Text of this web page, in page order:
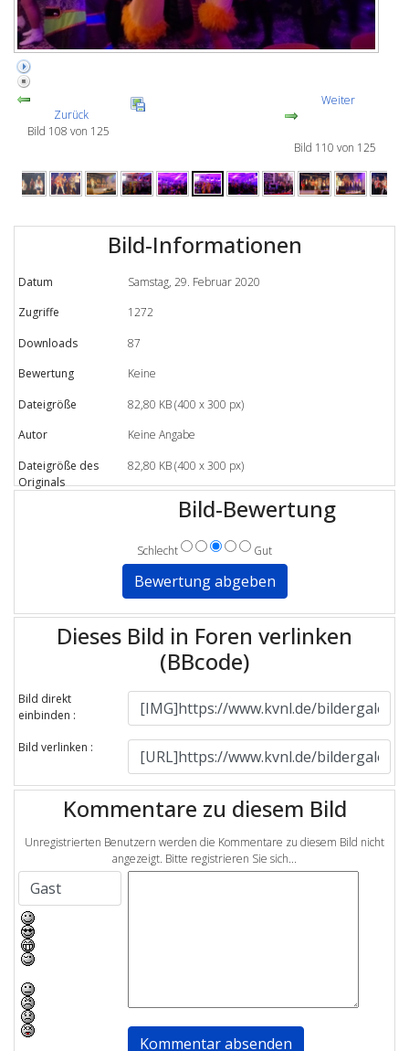
Zurück
Bild 108 von 125
Weiter
Bild 110 von 125
Bild-Informationen
Datum
Samstag, 29. Februar 2020
Zugriffe
1272
Downloads
87
Bewertung
Keine
Dateigröße
82,80 KB (400 x 300 px)
Autor
Keine Angabe
Dateigröße des
Originals
82,80 KB (400 x 300 px)
Bild-Bewertung
Schlecht Gut
Dieses Bild in Foren verlinken
(BBcode)
Bild direkt
einbinden :
Bild verlinken :
Kommentare zu diesem Bild
Unregistrierten Benutzern werden die Kommentare zu diesem Bild nicht
angezeigt. Bitte registrieren Sie sich...